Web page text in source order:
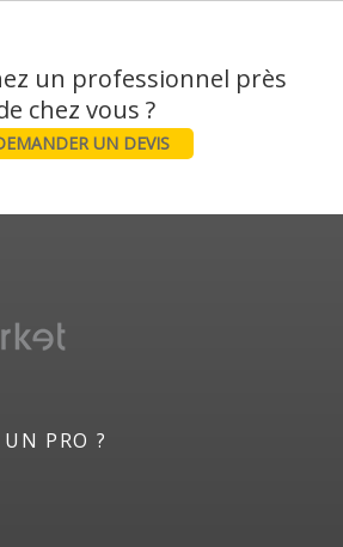
un professionnel près
UN DEVIS
PRO ?